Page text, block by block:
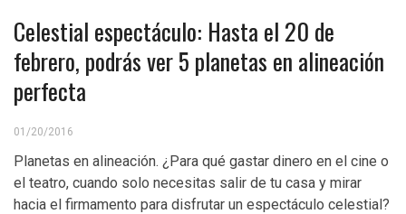
Celestial espectáculo: Hasta el 20 de
febrero, podrás ver 5 planetas en alineación
perfecta
01/20/2016
Planetas en alineación. ¿Para qué gastar dinero en el cine o
el teatro, cuando solo necesitas salir de tu casa y mirar
hacia el firmamento para disfrutar un espectáculo celestial?